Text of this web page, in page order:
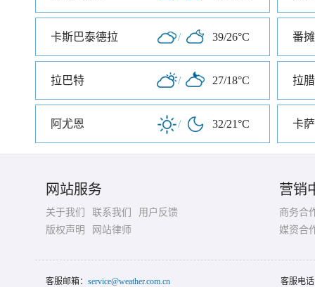
卡斯巴泰德拉 / 39/26°C 番摊
拉巴特 / 27/18°C 拉
阿尤恩 / 32/21°C 卡
网站服务
关于我们 联系我们
用户反馈
版权声明
网站律师
营销
商务合
媒资合
客服邮箱： service@weather.com.cn 客服电